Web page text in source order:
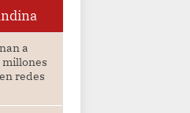
a
millones
redes